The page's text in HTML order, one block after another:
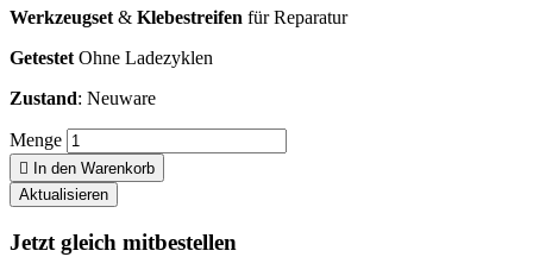
Werkzeugset& Klebestreifen für Reparatur
GetestetOhne Ladezyklen
Zustand: Neuware
Menge
 In den Warenkorb
Jetzt gleich mitbestellen